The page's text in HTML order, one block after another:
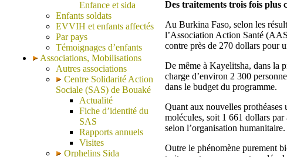
Enfance et sida
Enfants soldats
EVVIH et enfants affectés
Par pays
Témoignages d’enfants
Associations, Mobilisations
Autres associations
Centre Solidarité Action
Sociale (SAS) de Bouaké
Actualité
Fiche d’identité du
SAS
Rapports annuels
Visites
Orphelins Sida
Des traitements trois fois plus
Au Burkina Faso, selon les
l’Association Action Santé
contre près de 270 dollars pour
De même à Kayelitsha, dans la
charge d’environ 2 300
dans le budget du programme.
Quant aux nouvelles prothéases
molécules, soit 1 661 dollars
selon l’organisation humanitaire.
Outre le phénomène purement